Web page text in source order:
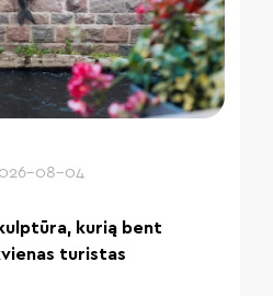
08-04
kurią bent
turistas